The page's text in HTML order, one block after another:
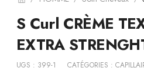
S Curl CRÈME
EXTRA
UGS : 399-1 CATÉGORIES :